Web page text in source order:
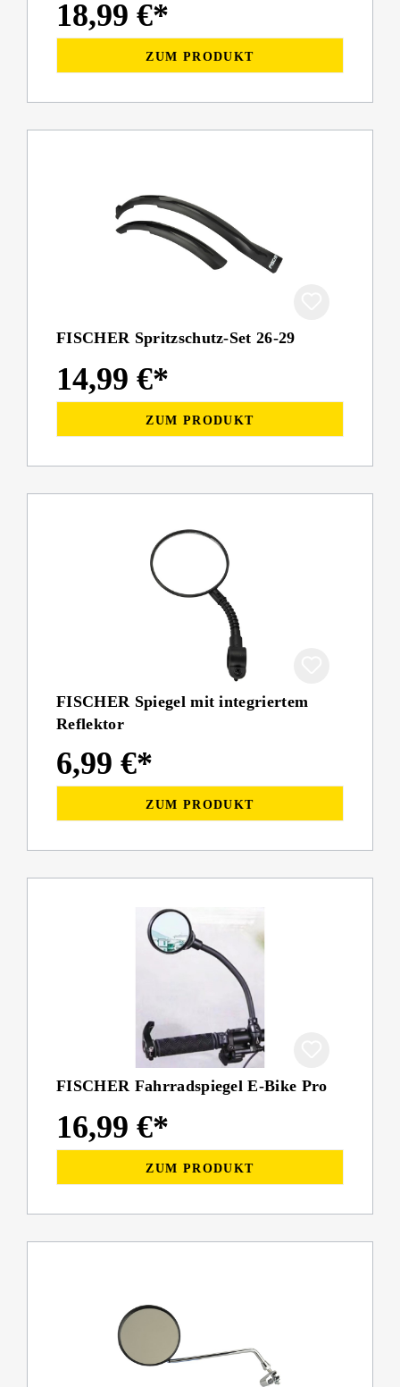
18,99 €*
ZUM PRODUKT
FISCHER Spritzschutz-Set 26-29
14,99 €*
ZUM PRODUKT
FISCHER Spiegel mit integriertem
Reflektor
6,99 €*
ZUM PRODUKT
FISCHER Fahrradspiegel E-Bike Pro
16,99 €*
ZUM PRODUKT